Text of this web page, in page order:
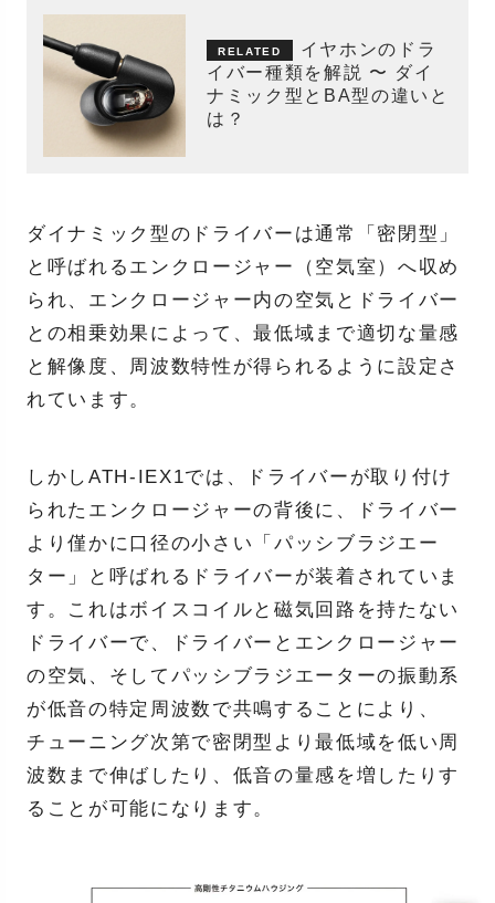
イヤホンのドラ
イバー種類を解説 〜 ダイ
ナミック型とBA型の違いと
は？
ダイナミック型のドライバーは通常「密閉型」
と呼ばれるエンクロージャー（空気室）へ収め
られ、エンクロージャー内の空気とドライバー
との相乗効果によって、最低域まで適切な量感
と解像度、周波数特性が得られるように設定さ
れています。
しかしATH-IEX1では、ドライバーが取り付け
られたエンクロージャーの背後に、ドライバー
より僅かに口径の小さい「パッシブラジエー
ター」と呼ばれるドライバーが装着されていま
す。これはボイスコイルと磁気回路を持たない
ドライバーで、ドライバーとエンクロージャー
の空気、そしてパッシブラジエーターの振動系
が低音の特定周波数で共鳴することにより、
チューニング次第で密閉型より最低域を低い周
波数まで伸ばしたり、低音の量感を増したりす
ることが可能になります。